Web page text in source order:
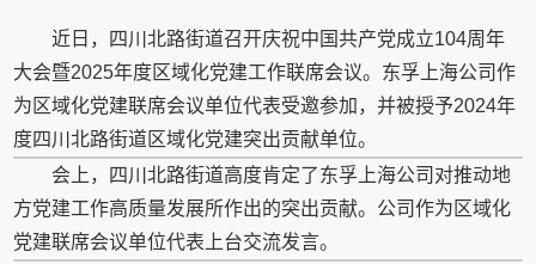
近日，四川北路街道召开庆祝中国共产党成立104周年
大会暨2025年度区域化党建工作联席会议。东孚上海公司作
为区域化党建联席会议单位代表受邀参加，并被授予2024年
度四川北路街道区域化党建突出贡献单位。
会上，四川北路街道高度肯定了东孚上海公司对推动地
方党建工作高质量发展所作出的突出贡献。公司作为区域化
党建联席会议单位代表上台交流发言。